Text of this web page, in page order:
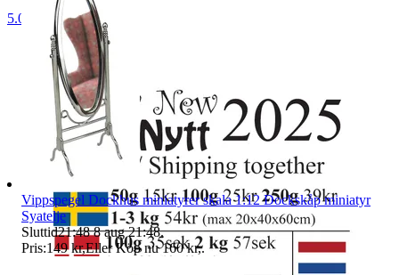
5.0
Vippspegel Dockhus miniatyrer skala 1:12 Dockskåp miniatyr
Syatelje
Sluttid21:48 8 aug 21:48.
Pris:149 kr,Eller Köp nu 160 kr,.